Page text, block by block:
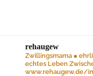
rehaugew
Zwillingsmama ●
echtes Leben
www.rehaugew.de/